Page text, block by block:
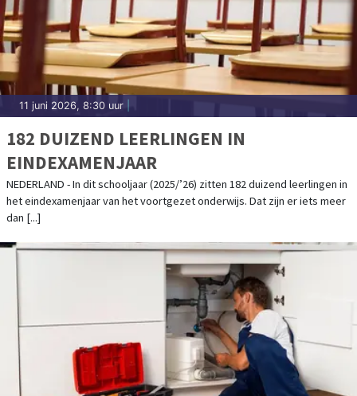
11 juni 2026, 8:30 uur
182 DUIZEND LEERLINGEN IN
EINDEXAMENJAAR
NEDERLAND - In dit schooljaar (2025/’26) zitten 182 duizend leerlingen in
het eindexamenjaar van het voortgezet onderwijs. Dat zijn er iets meer
dan [...]